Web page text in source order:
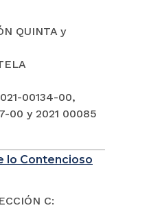
QUINTA y
00134-00,
00 y 2021 00085
lo Contencioso
C: